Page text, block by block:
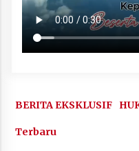
BERITA EKSKLUSIF
Terbaru